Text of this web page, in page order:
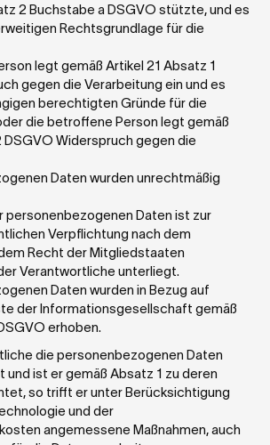
2 Buchstabe a DSGVO stützte, und es
Rechtsgrundlage für die
legt gemäß Artikel 21 Absatz 1
gegen die Verarbeitung ein und es
berechtigten Gründe für die
die betroffene Person legt gemäß
DSGVO Widerspruch gegen die
Daten wurden unrechtmäßig
personenbezogenen Daten ist zur
Verpflichtung nach dem
Recht der Mitgliedstaaten
Verantwortliche unterliegt.
Daten wurden in Bezug auf
der Informationsgesellschaft gemäß
erhoben.
die personenbezogenen Daten
ist er gemäß Absatz 1 zu deren
so trifft er unter Berücksichtigung
und der
angemessene Maßnahmen, auch